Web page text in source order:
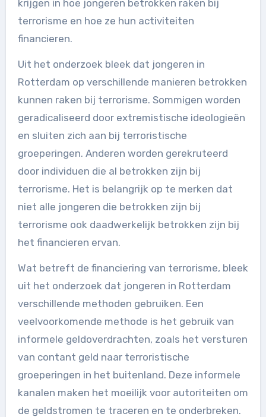
krijgen in hoe jongeren betrokken raken bij
terrorisme en hoe ze hun activiteiten
financieren.
Uit het onderzoek bleek dat jongeren in
Rotterdam op verschillende manieren betrokken
kunnen raken bij terrorisme. Sommigen worden
geradicaliseerd door extremistische ideologieën
en sluiten zich aan bij terroristische
groeperingen. Anderen worden gerekruteerd
door individuen die al betrokken zijn bij
terrorisme. Het is belangrijk op te merken dat
niet alle jongeren die betrokken zijn bij
terrorisme ook daadwerkelijk betrokken zijn bij
het financieren ervan.
Wat betreft de financiering van terrorisme, bleek
uit het onderzoek dat jongeren in Rotterdam
verschillende methoden gebruiken. Een
veelvoorkomende methode is het gebruik van
informele geldoverdrachten, zoals het versturen
van contant geld naar terroristische
groeperingen in het buitenland. Deze informele
kanalen maken het moeilijk voor autoriteiten om
de geldstromen te traceren en te onderbreken.